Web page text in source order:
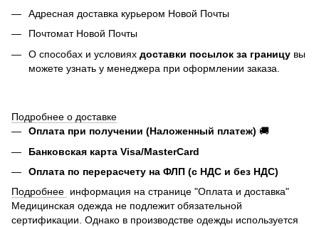
Адресная доставка курьером Новой Почты
Почтомат Новой Почты
О способах и условиях доставки посылок за границу вы
можете узнать у менеджера при оформлении заказа.
Подробнее о доставке
Оплата при получении (Наложенный платеж) 🚚
Банковская карта Visa/MasterCard
Оплата по перерасчету на ФЛП (с НДС и без НДС)
Подробнее информация на странице "Оплата и доставка"
Медицинская одежда не подлежит обязательной
сертификации. Однако в производстве одежды используется